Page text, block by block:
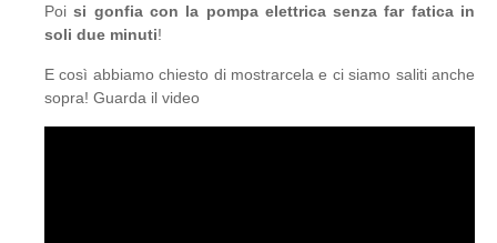
Poisi gonfia con la pompa elettrica senza far fatica in
soli due minuti!
E così abbiamo chiesto di mostrarcela e ci siamo saliti anche
sopra! Guarda il video